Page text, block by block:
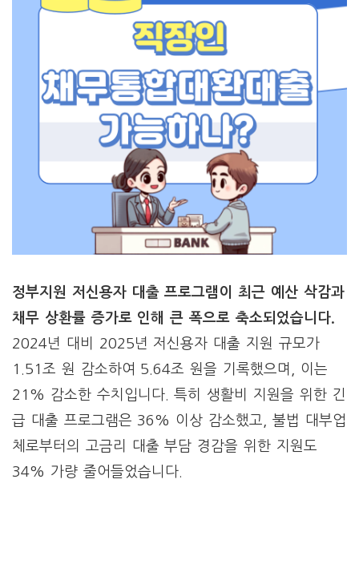
정부지원 저신용자 대출 프로그램이 최근 예산 삭감과
채무 상환률 증가로 인해 큰 폭으로 축소되었습니다.
2024년 대비 2025년 저신용자 대출 지원 규모가
1.51조 원 감소하여 5.64조 원을 기록했으며, 이는
21% 감소한 수치입니다. 특히 생활비 지원을 위한 긴
급 대출 프로그램은 36% 이상 감소했고, 불법 대부업
체로부터의 고금리 대출 부담 경감을 위한 지원도
34% 가량 줄어들었습니다.